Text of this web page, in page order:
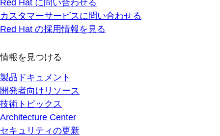
Red Hat に問い合わせる
カスタマーサービスに問い合わせる
Red Hat の採用情報を見る
情報を見つける
製品ドキュメント
開発者向けリソース
技術トピックス
Architecture Center
セキュリティの更新